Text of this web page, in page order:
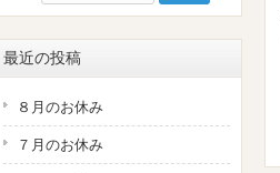
最近の投稿
８月のお休み
７月のお休み